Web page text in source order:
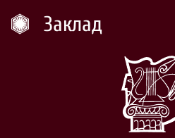
Заклад